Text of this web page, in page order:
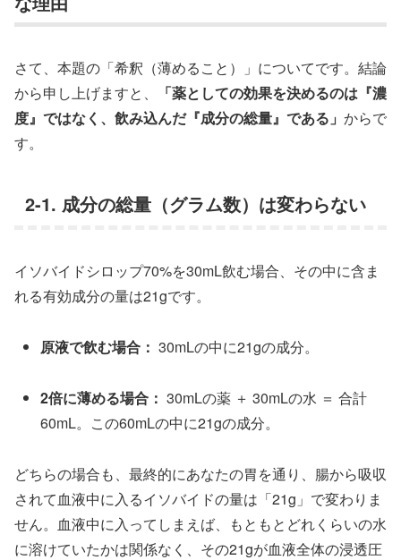
さて、本題の「希釈（薄めること）」についてです。結論
から申し上げますと、
「薬としての効果を決めるのは『濃
度』ではなく、飲み込んだ『成分の総量』である」 からで
す。
2-1. 成分の総量（グラム数）は変わらない
イソバイドシロップ70%を30mL飲む場合、その中に含ま
れる有効成分の量は21gです。
原液で飲む場合： 30mLの中に21gの成分。
2倍に薄める場合： 30mLの薬 ＋ 30mLの水 ＝ 合計
60mL。この60mLの中に21gの成分。
どちらの場合も、最終的にあなたの胃を通り、腸から吸収
されて血液中に入るイソバイドの量は「21g」で変わりま
せん。血液中に入ってしまえば、もともとどれくらいの水
に溶けていたかは関係なく、その21gが血液全体の浸透圧